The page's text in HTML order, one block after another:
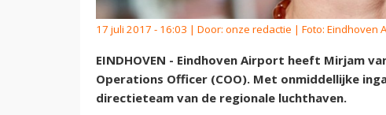
17 juli 2017 - 16:03 | Door: onze redactie | Foto: Eindhoven
EINDHOVEN - Eindhoven Airport heeft Mirjam
Operations Officer (COO). Met onmiddellijke
directieteam van de regionale luchthaven.